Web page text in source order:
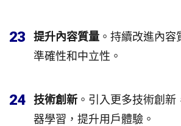
23 提升內容質量 。持續改進內
準確性和中立性。
24 技術創新 。引入更多技術創
器學習，提升用戶體驗。